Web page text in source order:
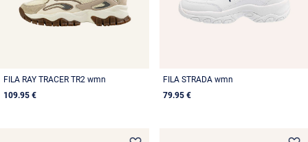
FILA RAY TRACER TR2 wmn
109.95 €
FILA STRADA wmn
79.95 €